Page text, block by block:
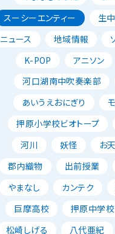
スーシーエンティー
生
ニュース
地域情報
K-POP
アニソン
河口湖南中吹奏楽部
あいうえおにぎり
押原小学校ビオトープ
河川
妖怪 お
郡内織物
出前授業
やまなし
カンテク
巨摩高校
押原中学校
松崎しげる
八代亜紀